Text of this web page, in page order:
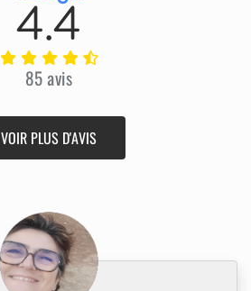
4.4
85 avis
VOIR PLUS D'AVIS